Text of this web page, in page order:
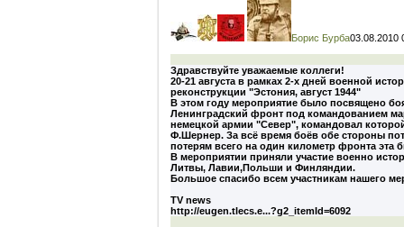
Борис Бурба03.08.2010
Здравствуйте уважаемые коллеги!
20-21 августа в рамках 2-х дней военной
реконструкции "Эстония, август 1944"
В этом году мероприятие было посвящено
Ленинградский фронт под командованием
немецкой армии "Север", командовал
Ф.Шернер. За всё время боёв обе стороны
потерям всего на один километр фронта
В мероприятии приняли участие военно
Литвы, Лавии,Польши и Финляндии.
Большое спасибо всем участникам нашего
TV news
http://eugen.tlecs.e...?g2_itemId=6092